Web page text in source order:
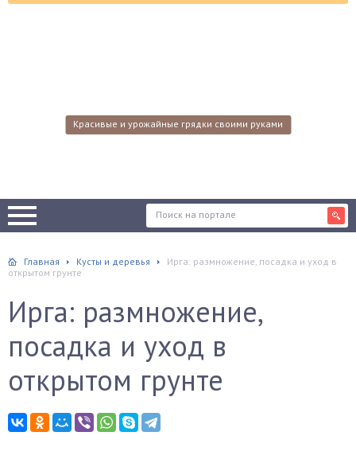
Красивые и урожайные грядки своими руками
Главная Кусты и деревья
Ирга: размножение, посадка и уход в
открытом грунте
Ирга: размножение,
посадка и уход в
открытом грунте